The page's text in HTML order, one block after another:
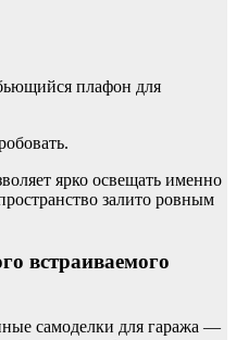
плафон для
ярко освещать именно
залито ровным
встраиваемого
самоделки для гаража —